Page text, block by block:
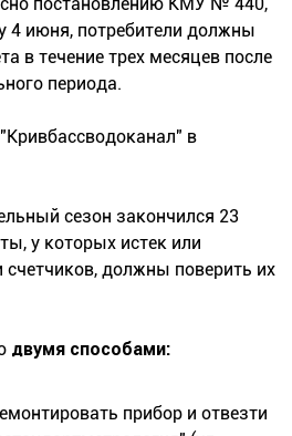
4 июня, потребители должны
в течение трех месяцев после
периода.
в
сезон закончился 23
у которых истек или
счетчиков, должны поверить их
двумя способами:
прибор и отвезти